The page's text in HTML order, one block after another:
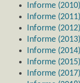
Informe
Informe
Informe
Informe
Informe
Informe
Informe